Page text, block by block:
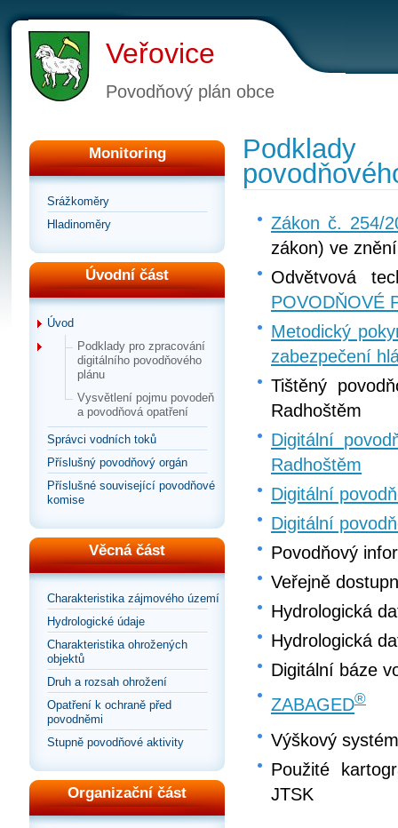
Veřovice
Povodňový plán obce
Monitoring
Srážkoměry
Hladinoměry
Úvodní část
Úvod
Podklady pro zpracování
digitálního povodňového
plánu
Vysvětlení pojmu povodeň
a povodňová opatření
Správci vodních toků
Příslušný povodňový orgán
Příslušné související povodňové
komise
Věcná část
Charakteristika zájmového území
Hydrologické údaje
Charakteristika ohrožených
objektů
Druh a rozsah ohrožení
Opatření k ochraně před
povodněmi
Stupně povodňové aktivity
Organizační část
Zákon č. 254/
zákon) ve
Odvětvová
POVODŇOVÉ
Metodický
zabezpečení
Tištěný
Radhoštěm
Digitální
Radhoštěm
Digitální
Digitální
Povodňový
Veřejně
Hydrologická
Hydrologická
Digitální báze
ZABAGED®
Výškový
Použité
JTSK